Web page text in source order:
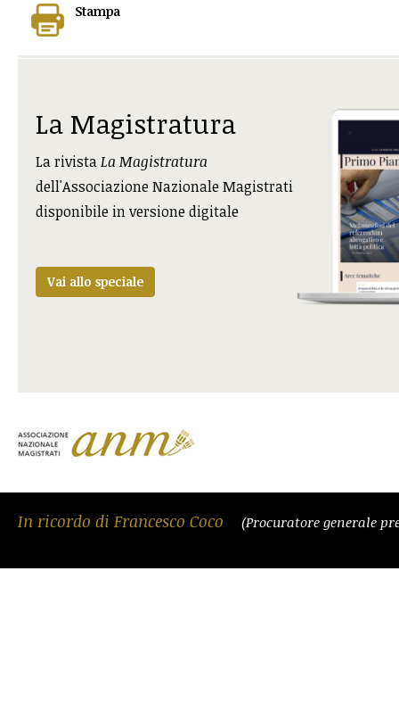
Stampa
La Magistratura
La rivistaLa Magistratura
dell'Associazione Nazionale Magistrati
disponibile in versione digitale
Vai allo speciale
In ricordo di Francesco Coco (Procuratore generale